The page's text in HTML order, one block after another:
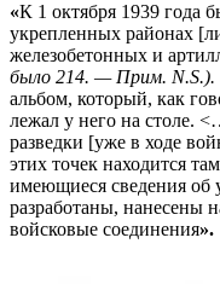
«К 1 октября 1939 года
укрепленных районах
железобетонных и
было 214. — Прим. N.S.).
альбом, который, как
лежал у него на столе.
разведки [уже в ходе
этих точек находится
имеющиеся сведения об
разработаны, нанесены
войсковые соединения».